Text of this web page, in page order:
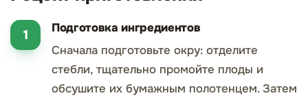
Подготовка ингредиентов
Сначала подготовьте окру: отделите
стебли, тщательно промойте плоды и
обсушите их бумажным полотенцем. Затем